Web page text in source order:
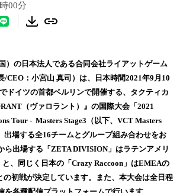
00分
）の日本法人である合同会社ライアットゲーム
/CEO：小宮山 真司）は、日本時間2021年9月10
ドイツの首都ベルリンで開催する、タクティカ
（ヴァロラント）』の国際大会「2021
Tour - Masters Stage3（以下、VCT Masters
出場する全16チームとグループ組み合わせをお
ら出場する「ZETA DIVISION」はラテンアメリ
と、同じく日本の「Crazy Raccoon」はEMEAの
の初戦が決定しています。また、本大会は全日程